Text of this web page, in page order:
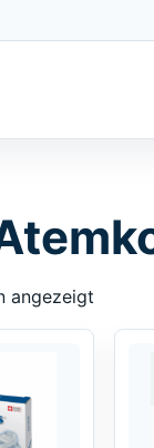
angezeigt